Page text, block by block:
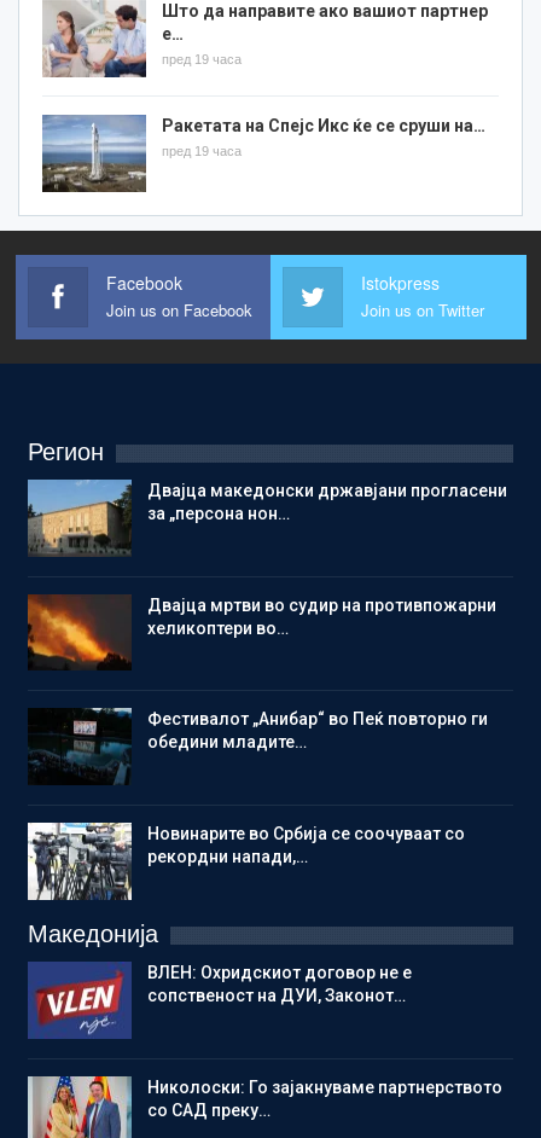
Што да направите ако вашиот партнер
е…
пред 19 часа
Ракетата на Спејс Икс ќе се сруши на…
пред 19 часа
Facebook
Join us on Facebook
Istokpress
Join us on Twitter
Регион
Двајца македонски државјани прогласени
за „персона нон…
Двајца мртви во судир на противпожарни
хеликоптери во…
Фестивалот „Анибар“ во Пеќ повторно ги
обедини младите…
Новинарите во Србија се соочуваат со
рекордни напади,…
Македонија
ВЛЕН: Охридскиот договор не е
сопственост на ДУИ, Законот…
Николоски: Го зајакнуваме партнерството
со САД преку…